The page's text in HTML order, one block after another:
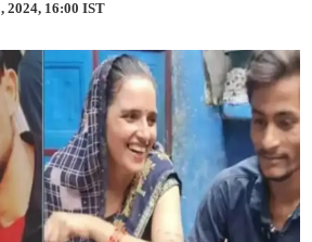
2024, 16:00 IST